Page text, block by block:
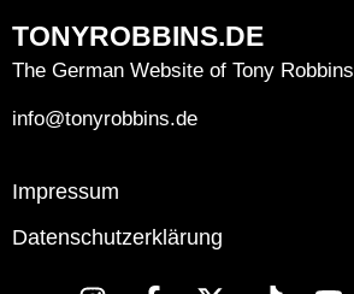
TONYROBBINS.DE
The German Website of Tony Robbins
info@tonyrobbins.de
Impressum
Datenschutzerklärung